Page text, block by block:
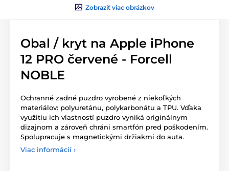
Zobraziť viac obrázkov
Obal / kryt na Apple iPhone
12 PRO červené - Forcell
NOBLE
Ochranné zadné puzdro vyrobené z niekoľkých
materiálov: polyuretánu, polykarbonátu a TPU. Vďaka
využitiu ich vlastností puzdro vyniká originálnym
dizajnom a zároveň chráni smartfón pred poškodením.
Spolupracuje s magnetickými držiakmi do auta.
Viac informácií ›